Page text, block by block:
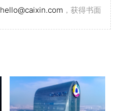
hello@caixin.com ，获得书面